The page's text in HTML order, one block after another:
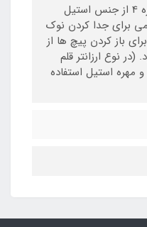
× دارای دو عدد پیچ آلن شماره 4 از جنس استیل
برای جدا کردن نوک
باز کردن پیچ ها از
شود. (در نوع ارزانتر قلم
مهره استیل استفاده